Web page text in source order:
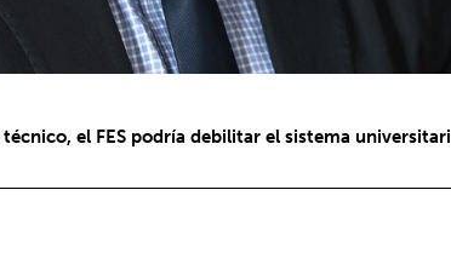
el FES podría debilitar el sistema